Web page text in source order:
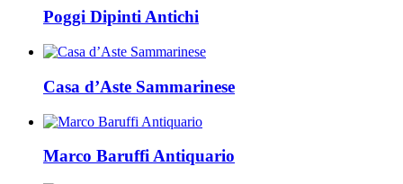
Poggi Dipinti Antichi
Casa d’Aste Sammarinese
Marco Baruffi Antiquario